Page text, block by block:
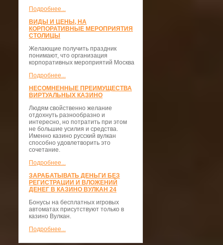
Подробнее...
ВИДЫ И ЦЕНЫ, НА
КОРПОРАТИВНЫЕ МЕРОПРИЯТИЯ
СТОЛИЦЫ
Желающие получить праздник
понимают, что организация
корпоративных мероприятий Москва
Подробнее...
НЕСОМНЕННЫЕ ПРЕИМУЩЕСТВА
ВИРТУАЛЬНЫХ КАЗИНО
Людям свойственно желание
отдохнуть разнообразно и
интересно, но потратить при этом
не большие усилия и средства.
Именно казино русский вулкан
способно удовлетворить это
сочетание.
Подробнее...
ЗАРАБАТЫВАТЬ ДЕНЬГИ БЕЗ
РЕГИСТРАЦИИ И ВЛОЖЕНИЙ
ДЕНЕГ В КАЗИНО ВУЛКАН 24
Бонусы на бесплатных игровых
автоматах присутствуют только в
казино Вулкан.
Подробнее...